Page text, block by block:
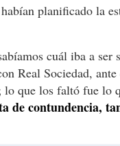
planificado la
cuál iba a ser
Real Sociedad,
que los faltó fue lo
de contundencia,